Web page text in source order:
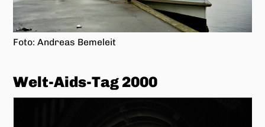
Foto: Andreas Bemeleit